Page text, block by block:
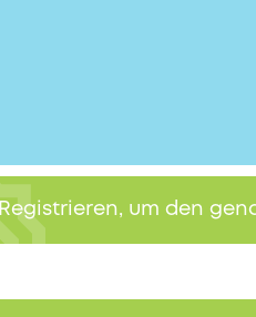
Registrieren, um den